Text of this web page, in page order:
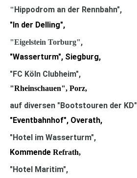
" Hippodrom an der Rennbahn",
"In der Delling",
"Eigelstein Torburg",
"Wasserturm", Siegburg,
"FC Köln Clubheim",
"Rheinschauen", Porz,
auf diversen "Bootstouren der KD"
"Eventbahnhof", Overath,
" Hotel im Wasserturm",
Kommende Refrath,
"Hotel Maritim",